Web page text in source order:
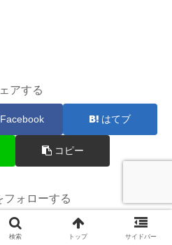
アする
Facebook はてブ
コピー
フォローする
検索 トップ サイドバー